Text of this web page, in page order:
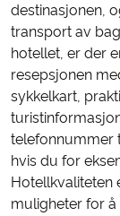
destinasjonen,
transport av
hotellet, er der
resepsjonen
sykkelkart,
telefonnummer
hvis du for
Hotellkvaliteten
muligheter for å